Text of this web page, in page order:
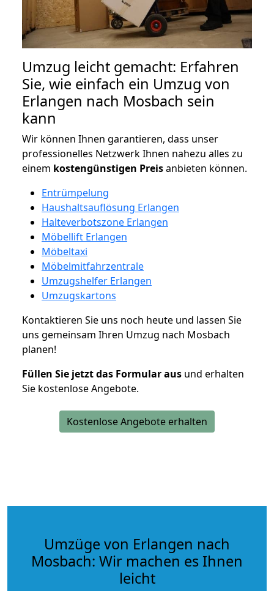
Umzug leicht gemacht: Erfahren
Sie, wie einfach ein Umzug von
Erlangen nach Mosbach sein
kann
Wir können Ihnen garantieren, dass unser
professionelles Netzwerk Ihnen nahezu alles zu
einem kostengünstigen Preisanbieten können.
Entrümpelung
Haushaltsauflösung Erlangen
Halteverbotszone Erlangen
Möbellift Erlangen
Möbeltaxi
Möbelmitfahrzentrale
Umzugshelfer Erlangen
Umzugskartons
Kontaktieren Sie uns noch heute und lassen Sie
uns gemeinsam Ihren Umzug nach Mosbach
planen!
Füllen Sie jetzt das Formular aus und erhalten
Sie kostenlose Angebote.
Kostenlose Angebote erhalten
Umzüge von Erlangen nach
Mosbach: Wir machen es Ihnen
leicht